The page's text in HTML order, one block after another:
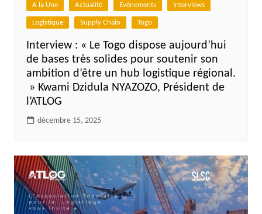
A la Une Actualité Evénements Interviews
Logistique Supply Chain Togo
Interview : « Le Togo dispose aujourd’hui
de bases très solides pour soutenir son
ambition d’être un hub logistique régional.
» Kwami Dzidula NYAZOZO, Président de
l’ATLOG
décembre 15, 2025